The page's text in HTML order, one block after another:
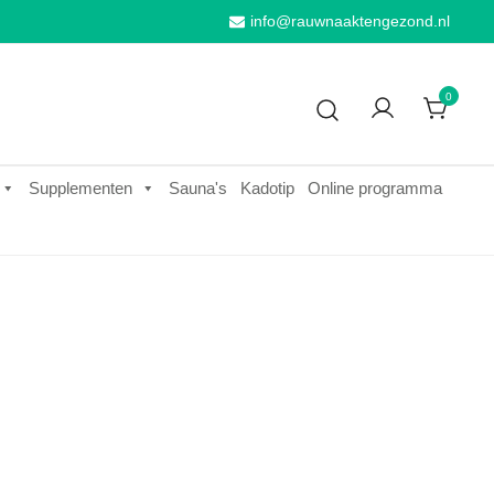
info@rauwnaaktengezond.nl
0
Supplementen Sauna's Kadotip Online programma